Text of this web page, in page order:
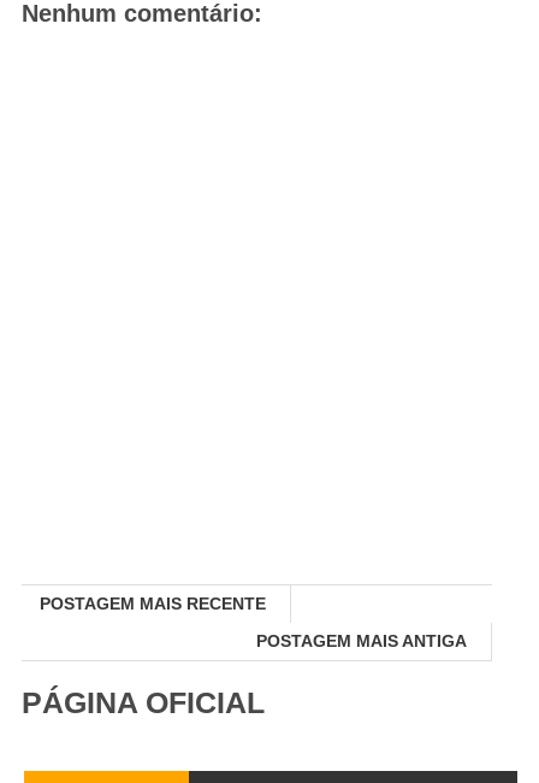
Nenhum comentário:
POSTAGEM MAIS RECENTE
POSTAGEM MAIS ANTIGA
PÁGINA OFICIAL